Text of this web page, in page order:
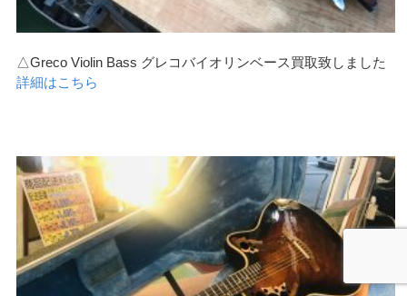
△Greco Violin Bass グレコバイオリンベース買取致しました
詳細はこちら